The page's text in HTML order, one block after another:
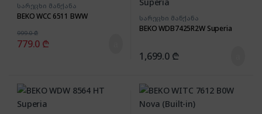
სარეცხი მანქანა
BEKO WCC 6511 BWW
779.0 ₾
999.0₾
სარეცხი მანქანა
BEKO WDB7425R2W Superia
1,699.0 ₾